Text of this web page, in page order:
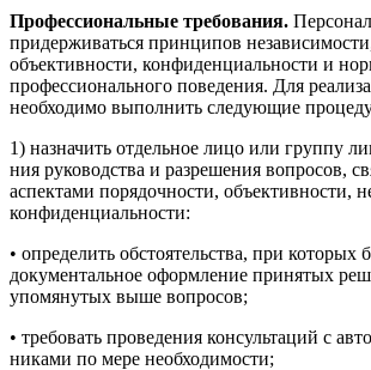
Профессиональные требования.
при­держиваться принципов
объек­тивности, конфиденциальности и
профессионального по­ведения. Для
необходимо выполнить сле­дующие
1) назначить отдельное лицо или группу
ния руководства и разрешения вопросов,
аспектами порядочности, объективности,
конфиденциаль­ности:
• определить обстоятельства, при
документальное оформление принятых
упомянутых выше вопросов;
• требовать проведения консультаций с
никами по мере необходимости;